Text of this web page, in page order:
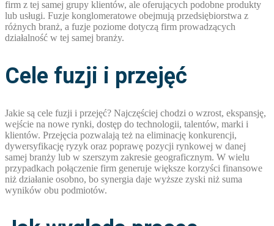
firm z tej samej grupy klientów, ale oferujących podobne produkty
lub usługi. Fuzje konglomeratowe obejmują przedsiębiorstwa z
różnych branż, a fuzje poziome dotyczą firm prowadzących
działalność w tej samej branży.
Cele fuzji i przejęć
Jakie są cele fuzji i przejęć? Najczęściej chodzi o wzrost, ekspansję,
wejście na nowe rynki, dostęp do technologii, talentów, marki i
klientów. Przejęcia pozwalają też na eliminację konkurencji,
dywersyfikację ryzyk oraz poprawę pozycji rynkowej w danej
samej branży lub w szerszym zakresie geograficznym. W wielu
przypadkach połączenie firm generuje większe korzyści finansowe
niż działanie osobno, bo synergia daje wyższe zyski niż suma
wyników obu podmiotów.